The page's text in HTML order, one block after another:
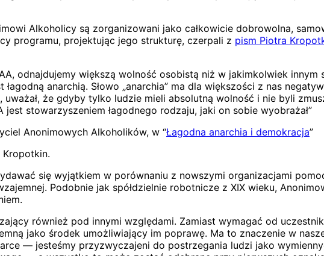
Alkoholicy są zorganizowani jako całkowicie dobrowolna,
programu, projektując jego strukturę, czerpali z pism Piotra
odnajdujemy większą wolność osobistą niż w jakimkolwiek innym
łagodną anarchią. Słowo „anarchia” ma dla większości z nas
uważał, że gdyby tylko ludzie mieli absolutną wolność i nie byli
jest stowarzyszeniem łagodnego rodzaju, jaki on sobie wyobrażał”
Anonimowych Alkoholików, w “Łagodna anarchia i demokracja”
Kropotkin.
się wyjątkiem w porównaniu z nowszymi organizacjami
Podobnie jak spółdzielnie robotnicze z XIX wieku,
również pod innymi względami. Zamiast wymagać od
jako środek umożliwiający im poprawę. Ma to znaczenie w
— jesteśmy przyzwyczajeni do postrzegania ludzi jako